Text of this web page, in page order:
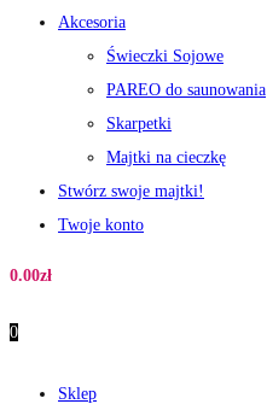
Akcesoria
Świeczki Sojowe
PAREO do saunowania
Skarpetki
Majtki na cieczkę
Stwórz swoje majtki!
Twoje konto
0.00zł
0
Sklep